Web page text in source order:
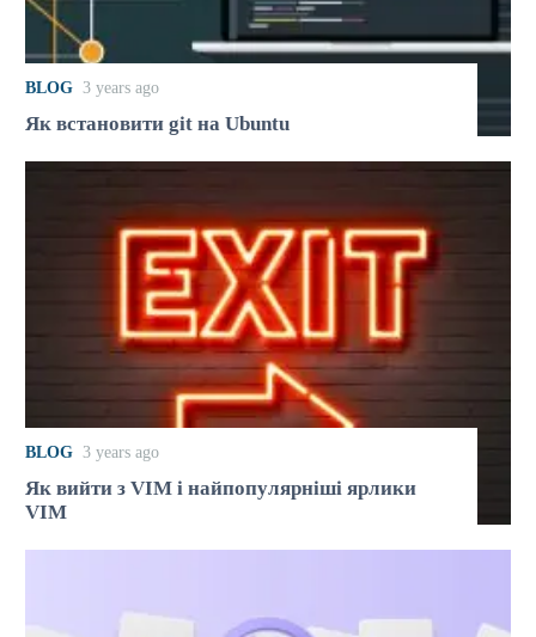
BLOG 3 years ago
Як встановити git на Ubuntu
BLOG 3 years ago
Як вийти з VIM і найпопулярніші ярлики
VIM